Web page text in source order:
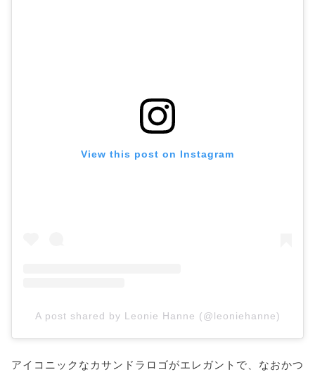
View this post on Instagram
A post shared by Leonie Hanne (@leoniehanne)
アイコニックなカサンドラロゴがエレガントで、なおかつ